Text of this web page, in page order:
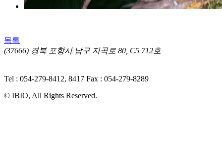
목록
(37666) 경북 포항시 남구 지곡로 80, C5 712호
Tel : 054-279-8412, 8417 Fax : 054-279-8289
© IBIO, All Rights Reserved.